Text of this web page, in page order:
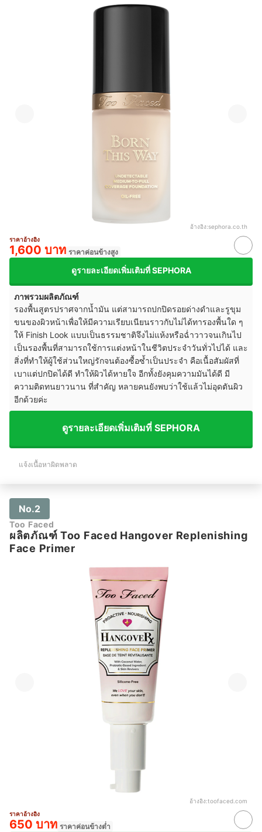
อ้างอิง:sephora.co.th
ราคาอ้างอิง
1,600 บาท ราคาค่อนข้างสูง
ดูรายละเอียดเพิ่มเติมที่ SEPHORA
ภาพรวมผลิตภัณฑ์
รองพื้นสูตรปราศจากน้ำมัน แต่สามารถปกปิดรอยด่างดำและรูขุม
ขนของผิวหน้าเพื่อให้มีความเรียบเนียนราวกับไม่ได้ทารองพื้นใด ๆ
ให้ Finish Look แบบเป็นธรรมชาติจึงไม่แห้งหรือฉ่ำวาวจนเกินไป
เป็นรองพื้นที่สามารถใช้การแต่งหน้าในชีวิตประจำวันทั่วไปได้ และ
สิ่งที่ทำให้ผู้ใช้ส่วนใหญ่รักจนต้องซื้อซ้ำเป็นประจำ คือเนื้อสัมผัสที่
เบาแต่ปกปิดได้ดี ทำให้ผิวได้หายใจ อีกทั้งยังคุมความมันได้ดี มี
ความติดทนยาวนาน ที่สำคัญ หลายคนยังพบว่าใช้แล้วไม่อุดตันผิว
อีกด้วยค่ะ
ดูรายละเอียดเพิ่มเติมที่ SEPHORA
แจ้งเนื้อหาผิดพลาด
No.2
Too Faced
ผลิตภัณฑ์ Too Faced Hangover Replenishing
Face Primer
อ้างอิง:toofaced.com
ราคาอ้างอิง
650 บาท ราคาค่อนข้างต่ำ